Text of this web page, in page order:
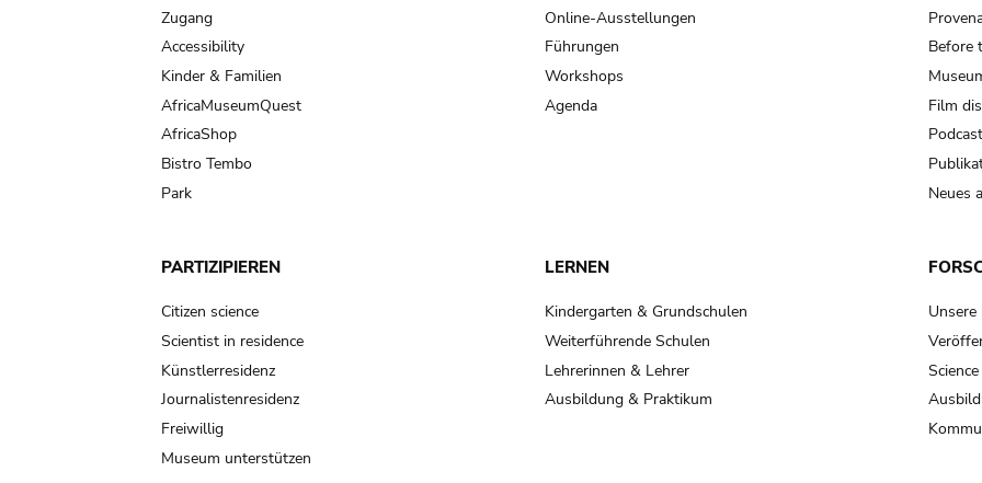
Zugang
Accessibility
Kinder & Familien
AfricaMuseumQuest
AfricaShop
Bistro Tembo
Park
Online-Ausstellungen
Führungen
Workshops
Agenda
Before
Film
Neues
PARTIZIPIEREN
Citizen science
Scientist in residence
Künstlerresidenz
Journalistenresidenz
Freiwillig
Museum unterstützen
LERNEN
Kindergarten & Grundschulen
Weiterführende Schulen
Lehrerinnen & Lehrer
Ausbildung & Praktikum